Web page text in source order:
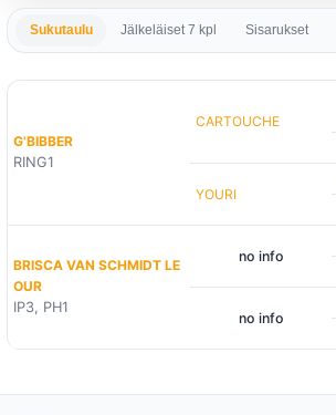
Sukutaulu Jälkeläiset 7 kpl Sisarukset
G'BIBBER
RING1
CARTOUCHE
YOURI
BRISCA VAN SCHMIDT LE
OUR
IP3, PH1
no info
no info